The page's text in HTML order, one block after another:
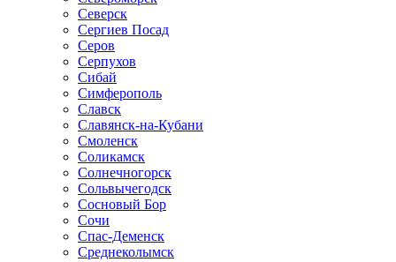
Северск
Сергиев Посад
Серов
Серпухов
Сибай
Симферополь
Славск
Славянск-на-Кубани
Смоленск
Соликамск
Солнечногорск
Сольвычегодск
Сосновый Бор
Сочи
Спас-Деменск
Среднеколымск